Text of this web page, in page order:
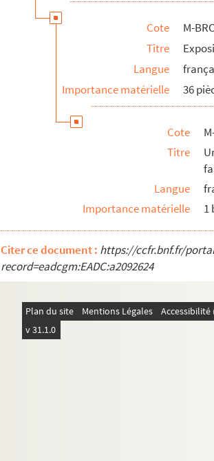
M-BRO-A-35. Théâtre municipal de
M-BRO-A-36. Frères des écoles
M-BRO-A-37. Tribunal de première
M-BRO-A-41. Mont de Piété de Lille
M-BRO-B. Sociétés diverses
M-BRO-C. Transport, médecine, social,
M-BRO-D. Société scientifiques et
M-BRO-E. Travaux municipaux et
M-BRO-V-5. Eclairage de la ville de
M-DOC. Documents du fonds Mahieu
Cote
M-
Titre
Langue
Importance matérielle
36
Cote
Titre
Langue
Importance matérielle
1
Citer ce document : https://ccfr.bnf.fr/
record=eadcgm:EADC:a2092624
Plan du site Mentions Légales
v 31.1.0